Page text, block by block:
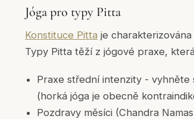
Jóga pro typy Pitta
Konstituce Pitta je
Typy Pitta těží z jógové praxe,
Praxe střední intenzity -
(horká jóga je obecně
Pozdravy měsíci (Chandra